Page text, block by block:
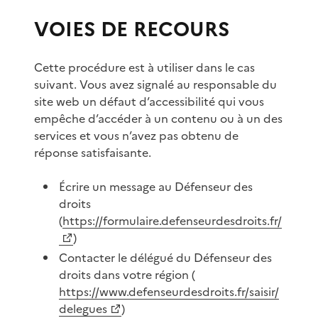
VOIES DE RECOURS
Cette procédure est à utiliser dans le cas
suivant. Vous avez signalé au responsable du
site web un défaut d’accessibilité qui vous
empêche d’accéder à un contenu ou à un des
services et vous n’avez pas obtenu de
réponse satisfaisante.
Écrire un message au Défenseur des
droits
(https://formulaire.defenseurdesdroits.fr/
)
Contacter le délégué du Défenseur des
droits dans votre région (
https://www.defenseurdesdroits.fr/saisir/
delegues
)